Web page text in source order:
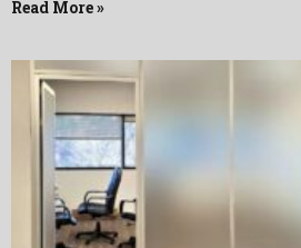
Read More »